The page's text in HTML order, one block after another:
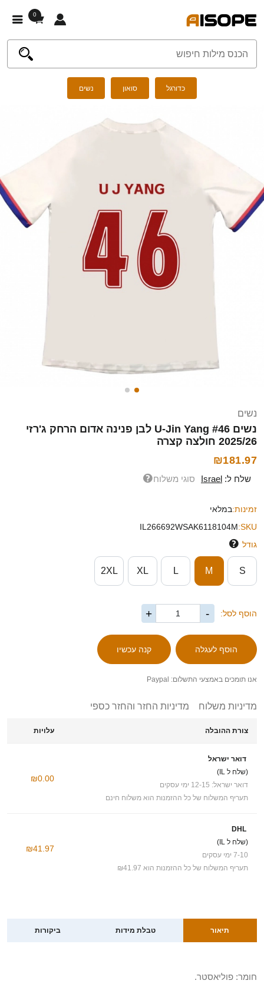
0
כדורגל סואון נשים
נשים
נשים U-Jin Yang #46 לבן פנינה אדום הרחק ג'רזי
2025/26 חולצה קצרה
₪181.97
שלח ל: Israel סוגי משלוח
זמינות:במלאי
SKU:
IL266692WSAK6118104M
גודל
S
M
L
XL
2XL
הוסף לסל: -
+
אנו תומכים באמצעי התשלום: Paypal
מדיניות משלוח מדיניות החזר והחזר כספי
צורת ההובלה עלויות
דואר ישראל
(שלח ל IL)
דואר ישראל: 12-15 ימי עסקים
תעריף המשלוח של כל ההזמנות הוא משלוח חינם
₪0.00
DHL
(שלח ל IL)
7-10 ימי עסקים
תעריף המשלוח של כל ההזמנות הוא ₪41.97
₪41.97
תיאור טבלת מידות ביקורות
חומר: פוליאסטר.